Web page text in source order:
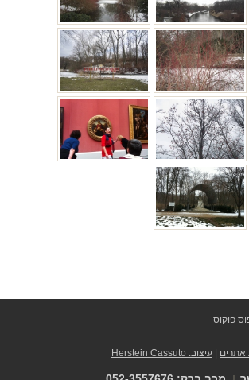
פוקוס
אתרים | עיצוב: Herstein Cassuto